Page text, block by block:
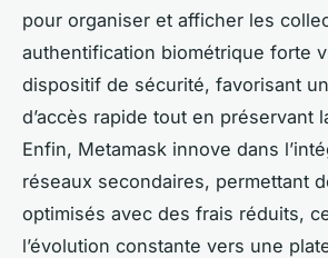
pour organiser et afficher les
authentification biométrique forte
dispositif de sécurité, favorisant
d’accès rapide tout en préservant
Enfin, Metamask innove dans
réseaux secondaires, permettant
optimisés avec des frais réduits,
l’évolution constante vers une